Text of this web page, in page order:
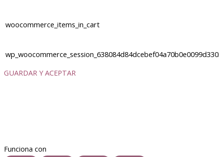
woocommerce_items_in_cart
GUARDAR Y ACEPTAR
Funciona con